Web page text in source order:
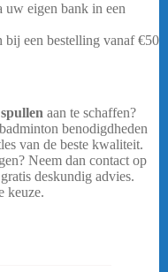
uw eigen bank in een
bij een bestelling vanaf €50
aan te schaffen?
benodigdheden
van de beste kwaliteit.
Neem dan contact op
deskundig advies.
keuze.